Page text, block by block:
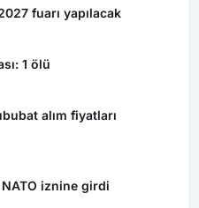
fuarı yapılacak
1 ölü
alım fiyatları
iznine girdi